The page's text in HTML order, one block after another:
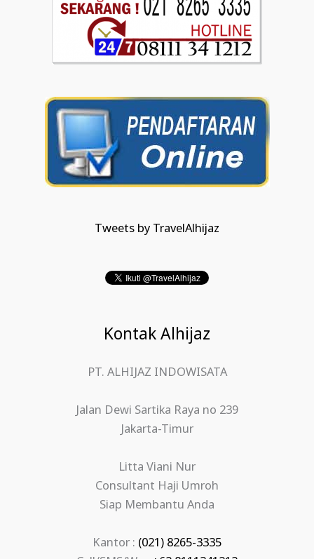
Tweets by TravelAlhijaz
Kontak Alhijaz
PT. ALHIJAZ INDOWISATA
Jalan Dewi Sartika Raya no 239
Jakarta-Timur
Litta Viani Nur
Consultant Haji Umroh
Siap Membantu Anda
Kantor : (021) 8265-3335